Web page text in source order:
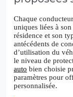
Chaque
uniques liées à
résidence et son
antécédents de
d’utilisation du
le niveau de
auto bien choisie
paramètres pour
personnalisée.